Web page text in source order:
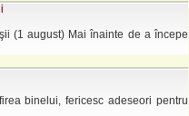
(1 august) Mai înainte de a începe
binelui, fericesc adeseori pentru